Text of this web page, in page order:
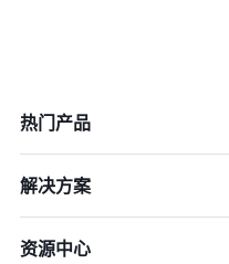
热门产品
解决方案
资源中心